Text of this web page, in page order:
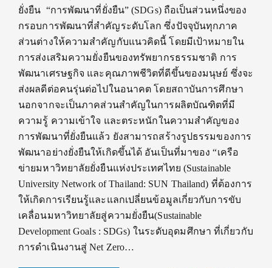
ยั่งยืน “การพัฒนาที่ยั่งยืน” (SDGs) ถือเป็นส่วนหนึ่งของ
กรอบการพัฒนาที่สำคัญระดับโลก ซึ่งปัจจุบันทุกภาค
ส่วนต่างให้ความสำคัญกับแนวคิดนี้ โดยมีเป้าหมายใน
การส่งเสริมความยั่งยืนของทรัพยากรธรรมชาติ การ
พัฒนาเศรษฐกิจ และคุณภาพชีวิตที่ดีขึ้นของมนุษย์ ซึ่งจะ
ส่งผลดีต่อคนรุ่นต่อไปในอนาคต โดยสถาบันการศึกษา
นอกจากจะเป็นภาคส่วนสำคัญในการผลิตบัณฑิตที่มี
ความรู้ ความเข้าใจ และตระหนักในความสำคัญของ
การพัฒนาที่ยั่งยืนแล้ว ยังสามารถสร้างรูปธรรมของการ
พัฒนาอย่างยั่งยืนให้เกิดขึ้นได้ อันเป็นที่มาของ “เครือ
ข่ายมหาวิทยาลัยยั่งยืนแห่งประเทศไทย (Sustainable
University Network of Thailand: SUN Thailand) ที่ต้องการ
ให้เกิดการเรียนรู้และแลกเปลี่ยนข้อมูลเกี่ยวกับการขับ
เคลื่อนมหาวิทยาลัยสู่ความยั่งยืน(Sustainable
Development Goals : SDGs) ในระดับอุดมศึกษา ที่เกี่ยวกับ
การดำเนินงานสู่ Net Zero…